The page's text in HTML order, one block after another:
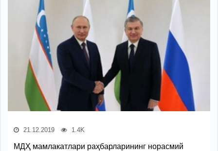
21.12.2019 1.4K
МДҲ мамлакатлари раҳбарларининг норасмий